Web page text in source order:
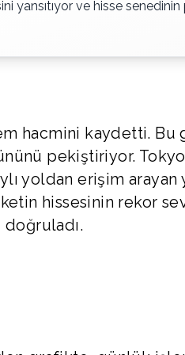
yansıtıyor ve hisse
hacmini kaydetti. Bu
pekiştiriyor. Tokyo
yoldan erişim arayan
hissesinin rekor
doğruladı.